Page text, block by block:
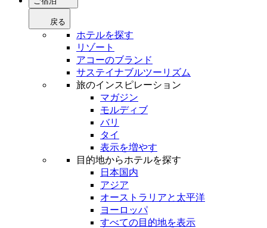
戻る
ホテルを探す
リゾート
アコーのブランド
サステイナブルツーリズム
旅のインスピレーション
マガジン
モルディブ
バリ
タイ
表示を増やす
目的地からホテルを探す
日本国内
アジア
オーストラリアと太平洋
ヨーロッパ
すべての目的地を表示